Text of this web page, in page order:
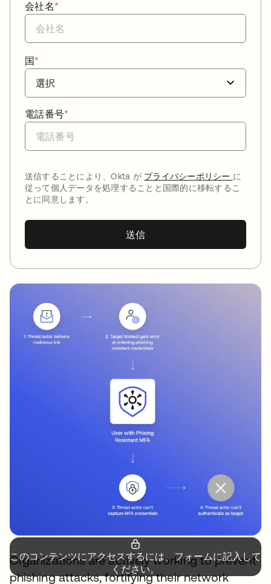
*
会社名
*
国
*
電話番号
送信することにより、Okta が プライバシーポリシー に
従って個人データを処理することと国際的に移転するこ
とに同意します。
送信
このコンテンツにアクセスするには、フォームに記入して
ください。
Organizations are actively working to prevent
phishing attacks, fortifying their network